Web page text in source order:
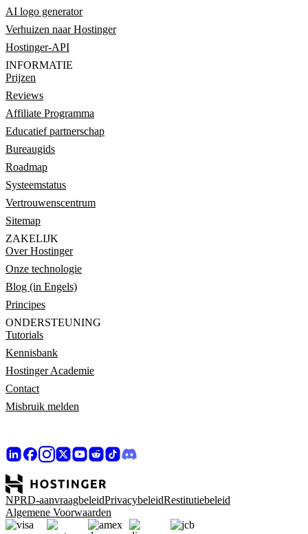
AI logo generator
Verhuizen naar Hostinger
Hostinger-API
INFORMATIE
Prijzen
Reviews
Affiliate Programma
Educatief partnerschap
Bureaugids
Roadmap
Systeemstatus
Vertrouwenscentrum
Sitemap
ZAKELIJK
Over Hostinger
Onze technologie
Blog (in Engels)
Principes
ONDERSTEUNING
Tutorials
Kennisbank
Hostinger Academie
Contact
Misbruik melden
NPRD-aanvraagbeleidPrivacybeleidRestitutiebeleid
Algemene Voorwaarden